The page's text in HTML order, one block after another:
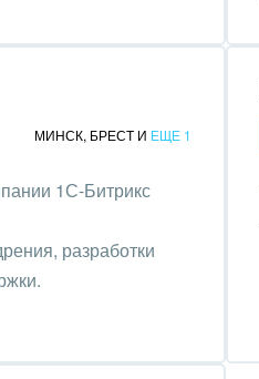
пищевая
отрасль
туризм и отдых
памятников и
комплексов
бизнес
МИНСК, БРЕСТ И ЕЩЕ 1
1С-Битрикс
разработки